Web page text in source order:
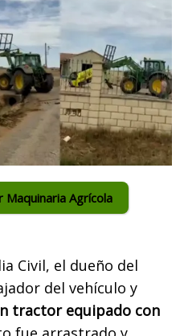
Agrícola
Civil, el dueño del
del vehículo y
tractor equipado con